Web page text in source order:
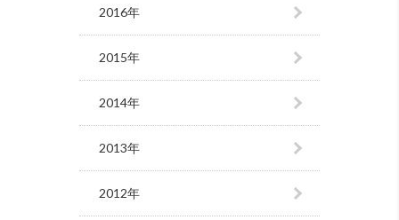
2016年
2015年
2014年
2013年
2012年